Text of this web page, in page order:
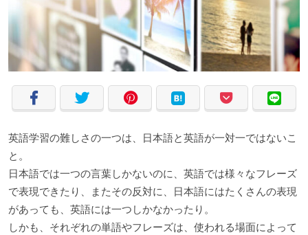
英語学習の難しさの一つは、日本語と英語が一対一ではないこ
と。
日本語では一つの言葉しかないのに、英語では様々なフレーズ
で表現できたり、またその反対に、日本語にはたくさんの表現
があっても、英語には一つしかなかったり。
しかも、それぞれの単語やフレーズは、使われる場面によって